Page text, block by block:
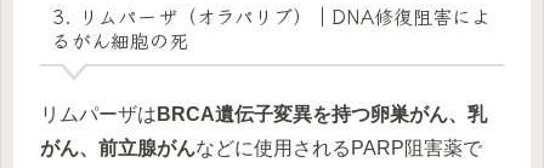
3. リムパーザ（オラパリブ）｜DNA修復阻害によ
るがん細胞の死
リムパーザは BRCA遺伝子変異を持つ卵巣がん、乳
がん、前立腺がんなどに使用されるPARP阻害薬で